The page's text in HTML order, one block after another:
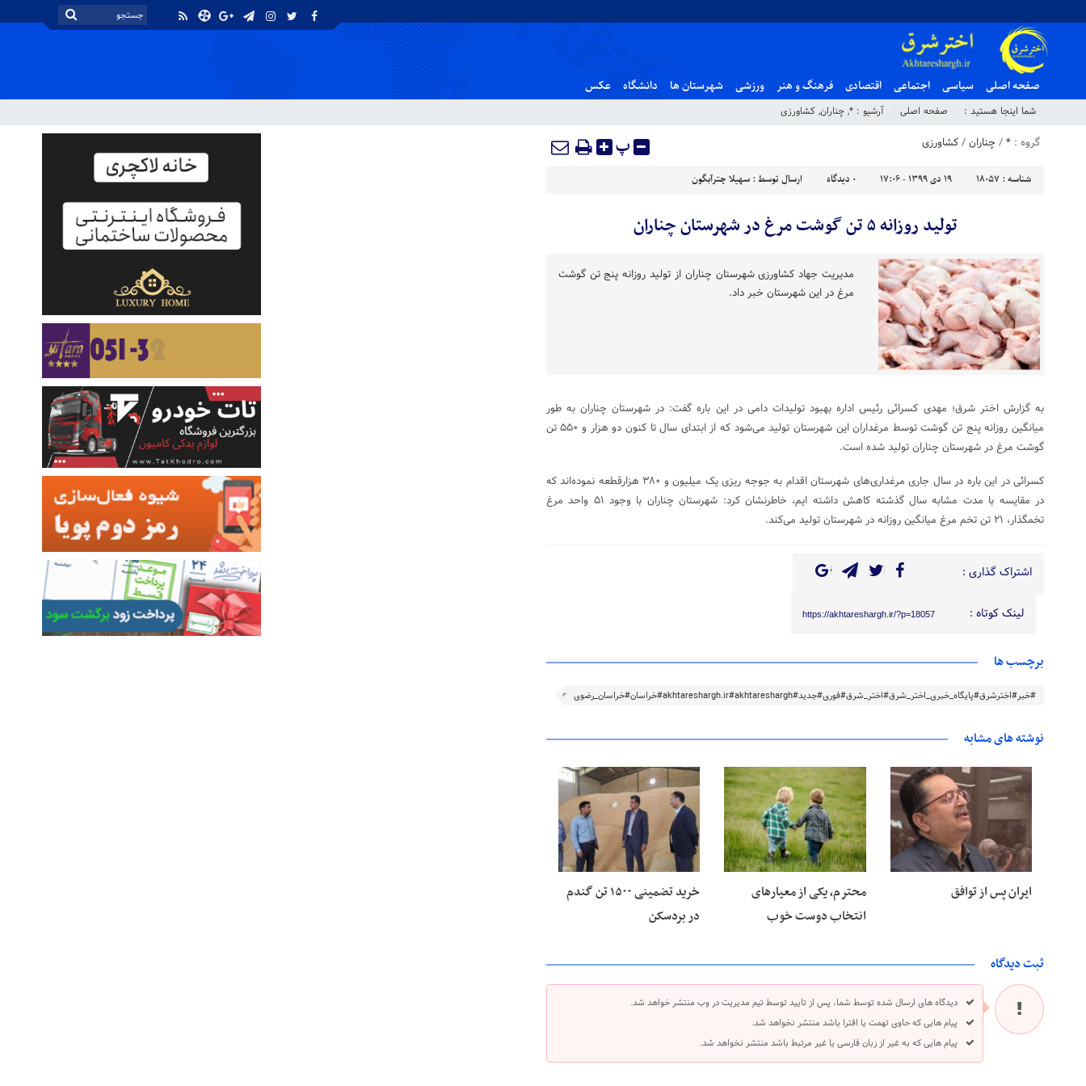
صفحه اصلی سیاسی اجتماعی اقتصادی فرهنگ و هنر ورزشی شهرستان ها دانشگاه عکس
شما اینجا هستید : صفحه اصلی آرشیو : *
, چناران, کشاورزی
گروه : *
/ چناران/کشاورزی پ
شناسه : 18057 ۱۹ دی ۱۳۹۹ - ۱۷:۰۶ ۰ دیدگاه ارسال توسط : سهیلا چترآبگون
تولید روزانه ۵ تن گوشت مرغ در شهرستان چناران
مدیریت جهاد کشاورزی شهرستان چناران از تولید روزانه پنج تن گوشت
مرغ در این شهرستان خبر داد.
به گزارش اختر شرق؛ مهدی کسرائی رئیس اداره بهبود تولیدات دامی در این باره گفت: در شهرستان چناران به طور
میانگین روزانه پنج تن گوشت توسط مرغداران این شهرستان تولید می‌شود که از ابتدای سال تا کنون دو هزار و ۵۵۰ تن
گوشت مرغ در شهرستان چناران تولید شده است.
کسرائی در این باره در سال جاری مرغداری‌های شهرستان اقدام به جوجه ریزی یک میلیون و ۳۸۰ هزارقطعه نموده‌اند که
در مقایسه با مدت مشابه سال گذشته کاهش داشته ایم، خاطرنشان کرد: شهرستان چناران با وجود ۵۱ واحد مرغ
تخمگذار، ۲۱ تن تخم مرغ میانگین روزانه در شهرستان تولید می‌کند.
اشتراک گذاری :
لینک کوتاه : https://akhtareshargh.ir/?p=18057
برچسب ها
#خبر#اخترشرق#پایگاه_خبری_اختر_شرق#اختر_شرق#فوری#جدید#akhtareshargh.ir#akhtareshargh#خراسان#خراسان_رضوی
نوشته های مشابه
۲۸ خرداد ۱۴۰۵
ایران پس از توافق
محترم، یکی از معیارهای
انتخاب دوست خوب
۲۷ خرداد ۱۴۰۵
خرید تضمینی ۱۵۰۰ تن گندم
در بردسکن
ثبت دیدگاه
دیدگاه های ارسال شده توسط شما، پس از تایید توسط تیم مدیریت در وب منتشر خواهد شد.
پیام هایی که حاوی تهمت یا افترا باشد منتشر نخواهد شد.
پیام هایی که به غیر از زبان فارسی یا غیر مرتبط باشد منتشر نخواهد شد.